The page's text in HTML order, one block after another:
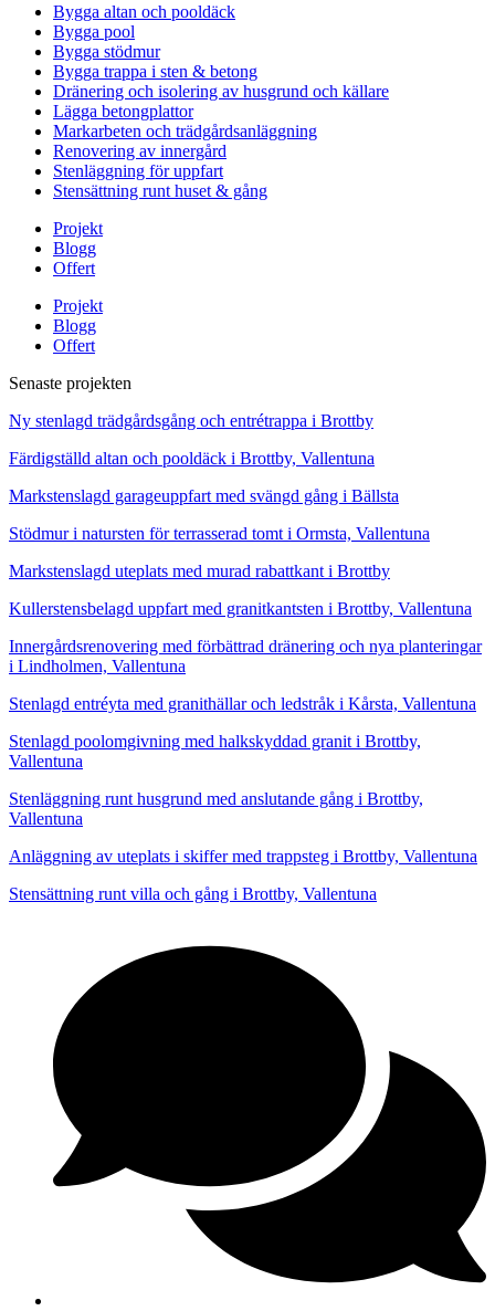
Bygga altan och pooldäck
Bygga pool
Bygga stödmur
Bygga trappa i sten & betong
Dränering och isolering av husgrund och källare
Lägga betongplattor
Markarbeten och trädgårdsanläggning
Renovering av innergård
Stenläggning för uppfart
Stensättning runt huset & gång
Projekt
Blogg
Offert
Projekt
Blogg
Offert
Senaste projekten
Ny stenlagd trädgårdsgång och entrétrappa i Brottby
Färdigställd altan och pooldäck i Brottby, Vallentuna
Markstenslagd garageuppfart med svängd gång i Bällsta
Stödmur i natursten för terrasserad tomt i Ormsta, Vallentuna
Markstenslagd uteplats med murad rabattkant i Brottby
Kullerstensbelagd uppfart med granitkantsten i Brottby, Vallentuna
Innergårdsrenovering med förbättrad dränering och nya planteringar
i Lindholmen, Vallentuna
Stenlagd entréyta med granithällar och ledstråk i Kårsta, Vallentuna
Stenlagd poolomgivning med halkskyddad granit i Brottby,
Vallentuna
Stenläggning runt husgrund med anslutande gång i Brottby,
Vallentuna
Anläggning av uteplats i skiffer med trappsteg i Brottby, Vallentuna
Stensättning runt villa och gång i Brottby, Vallentuna